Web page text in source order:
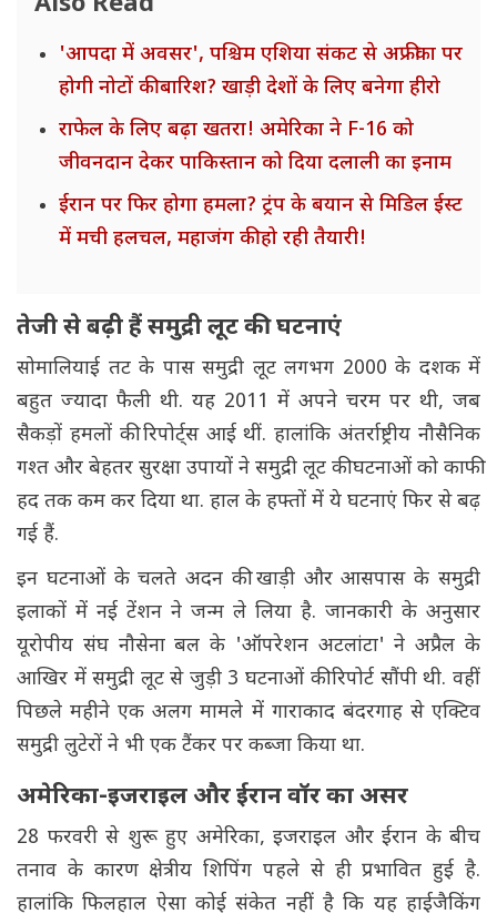
'आपदा में अवसर', पश्चिम एशिया संकट से अफ्रीका पर
होगी नोटों की बारिश? खाड़ी देशों के लिए बनेगा हीरो
राफेल के लिए बढ़ा खतरा! अमेरिका ने F-16 को
जीवनदान देकर पाकिस्तान को दिया दलाली का इनाम
ईरान पर फिर होगा हमला? ट्रंप के बयान से मिडिल ईस्ट
में मची हलचल, महाजंग की हो रही तैयारी!
तेजी से बढ़ी हैं समुद्री लूट की घटनाएं
सोमालियाई तट के पास समुद्री लूट लगभग 2000 के दशक में
बहुत ज्यादा फैली थी. यह 2011 में अपने चरम पर थी, जब
सैकड़ों हमलों की रिपोर्ट्स आई थीं. हालांकि अंतर्राष्ट्रीय नौसैनिक
गश्त और बेहतर सुरक्षा उपायों ने समुद्री लूट की घटनाओं को काफी
हद तक कम कर दिया था. हाल के हफ्तों में ये घटनाएं फिर से बढ़
गई हैं.
इन घटनाओं के चलते अदन की खाड़ी और आसपास के समुद्री
इलाकों में नई टेंशन ने जन्म ले लिया है. जानकारी के अनुसार
यूरोपीय संघ नौसेना बल के 'ऑपरेशन अटलांटा' ने अप्रैल के
आखिर में समुद्री लूट से जुड़ी 3 घटनाओं की रिपोर्ट सौंपी थी. वहीं
पिछले महीने एक अलग मामले में गाराकाद बंदरगाह से एक्टिव
समुद्री लुटेरों ने भी एक टैंकर पर कब्जा किया था.
अमेरिका-इजराइल और ईरान वॉर का असर
28 फरवरी से शुरू हुए अमेरिका, इजराइल और ईरान के बीच
तनाव के कारण क्षेत्रीय शिपिंग पहले से ही प्रभावित हुई है.
हालांकि फिलहाल ऐसा कोई संकेत नहीं है कि यह हाईजैकिंग